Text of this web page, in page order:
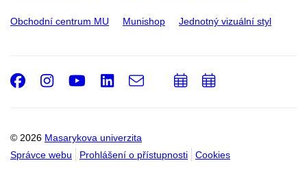
Obchodní centrum MU Munishop Jednotný vizuální styl
© 2026 Masarykova univerzita
Správce webu
Prohlášení o přístupnosti Cookies
Facebook
Instagram
Youtube
LinkedIn
e-
Email
PřidatPřidat